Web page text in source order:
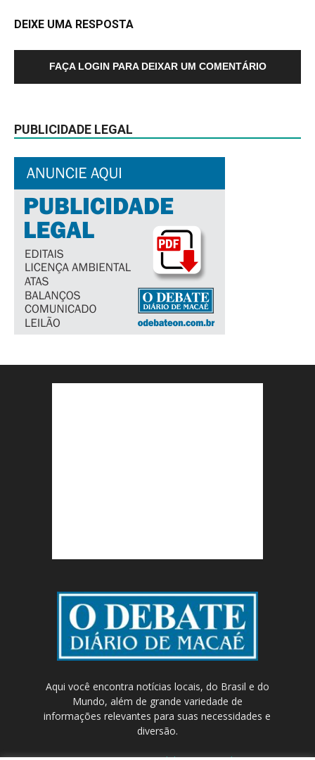
DEIXE UMA RESPOSTA
FAÇA LOGIN PARA DEIXAR UM COMENTÁRIO
PUBLICIDADE LEGAL
Aqui você encontra notícias locais, do Brasil e do
Mundo, além de grande variedade de
informações relevantes para suas necessidades e
diversão.